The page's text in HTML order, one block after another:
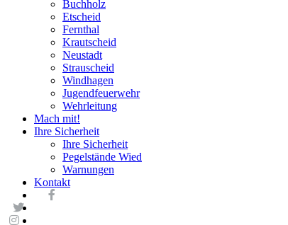
Buchholz
Etscheid
Fernthal
Krautscheid
Neustadt
Strauscheid
Windhagen
Jugendfeuerwehr
Wehrleitung
Mach mit!
Ihre Sicherheit
Ihre Sicherheit
Pegelstände Wied
Warnungen
Kontakt